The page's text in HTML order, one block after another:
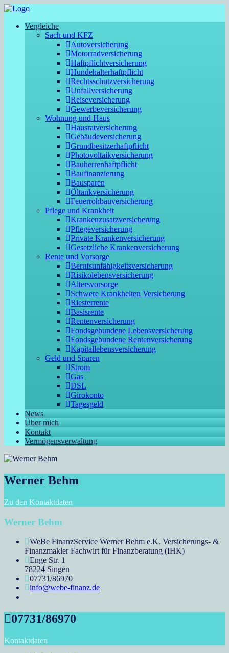
Vergleiche
Sach und KFZ
Autoversicherung
Motorradversicherung
Haftpflichtversicherung
Hundehalterhaftpflicht
Rechtsschutzversicherung
Unfallversicherung
Reiseversicherung
Gewerbeversicherung
Wohnung und Haus
Hausratversicherung
Gebäudeversicherung
Grundbesitzerhaftpflicht
Photovoltaikversicherung
Bauherrenhaftpflicht
Baufinanzierung
Bausparen
Öltankversicherung
Feuerrohbauversicherung
Pflege und Krankheit
Krankenzusatzversicherung
Pflegeversicherung
Private Krankenversicherung
Gesetzliche Krankenversicherung
Rente und Vorsorge
Berufs­unfähigkeitsversicherung
Risikolebensversicherung
Altersvorsorge
Schwere Krankheiten Versicherung
Riesterrente
Basisrente
Rentenversicherung
Fondsgebundene Lebensversicherung
Fondsgebundene Rentenversicherung
Kapitallebensversicherung
Geld und Sparen
Strom
Gas
DSL
Girokonto
Tagesgeld
News
Über mich
Kontakt
Vermögensverwaltung
Werner Behm
Zu den Kontaktdaten
Werner Behm
WeBe FinanzService Werner Behm e.K. Versicherungs- &
Finanzmakler Fachwirt für Finanzberatung (IHK)
Enge Str. 1
78224 Singen
07731/86970
info@webe-finanz.de
07731/86970
Kontaktdaten